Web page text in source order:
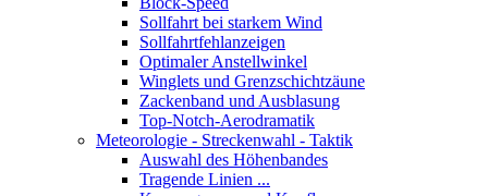
Sollfahrt bei starkem Wind
Sollfahrtfehlanzeigen
Optimaler Anstellwinkel
Winglets und Grenzschichtzäune
Zackenband und Ausblasung
Top-Notch-Aerodramatik
Meteorologie - Streckenwahl - Taktik
Auswahl des Höhenbandes
Tragende Linien ...